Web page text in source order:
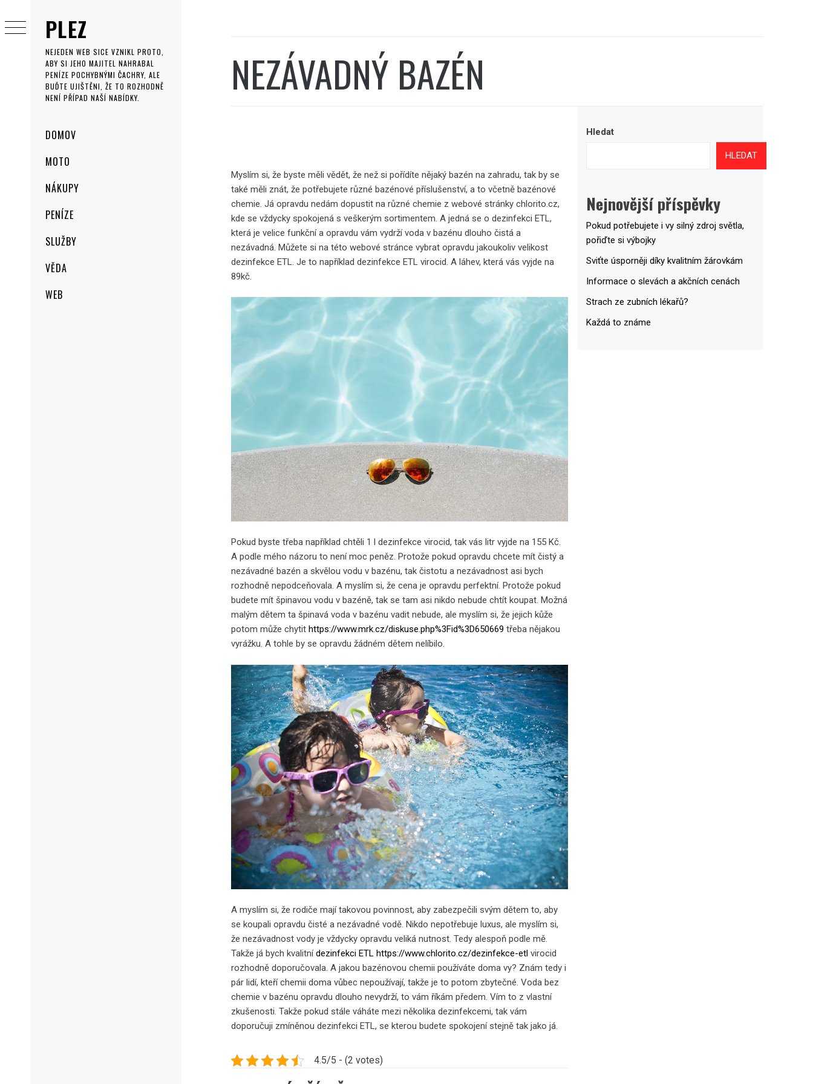
PLEZ
NEJEDEN WEB SICE VZNIKL PROTO,
ABY SI JEHO MAJITEL NAHRABAL
PENÍZE POCHYBNÝMI ČACHRY, ALE
BUĎTE UJIŠTĚNI, ŽE TO ROZHODNĚ
NENÍ PŘÍPAD NAŠÍ NABÍDKY.
MenuDOMOV
MOTO
NÁKUPY
PENÍZE
SLUŽBY
VĚDA
WEB
to
content
NEZÁVADNÝ BAZÉN
Myslím si, že byste měli vědět, že než si pořídíte nějaký bazén na zahradu, tak by se
také měli znát, že potřebujete různé bazénové příslušenství, a to včetně bazénové
chemie. Já opravdu nedám dopustit na různé chemie z webové stránky chlorito.cz,
kde se vždycky spokojená s veškerým sortimentem. A jedná se o dezinfekci ETL,
která je velice funkční a opravdu vám vydrží voda v bazénu dlouho čistá a
nezávadná. Můžete si na této webové stránce vybrat opravdu jakoukoliv velikost
dezinfekce ETL. Je to například dezinfekce ETL virocid. A láhev, která vás vyjde na
89kč.
Pokud byste třeba například chtěli 1 l dezinfekce virocid, tak vás litr vyjde na 155 Kč.
A podle mého názoru to není moc peněz. Protože pokud opravdu chcete mít čistý a
nezávadné bazén a skvělou vodu v bazénu, tak čistotu a nezávadnost asi bych
rozhodně nepodceňovala. A myslím si, že cena je opravdu perfektní. Protože pokud
budete mít špinavou vodu v bazéně, tak se tam asi nikdo nebude chtít koupat. Možná
malým dětem ta špinavá voda v bazénu vadit nebude, ale myslím si, že jejich kůže
potom může chytithttps://www.mrk.cz/diskuse.php%3Fid%3D650669 třeba nějakou
vyrážku. A tohle by se opravdu žádném dětem nelíbilo.
A myslím si, že rodiče mají takovou povinnost, aby zabezpečili svým dětem to, aby
se koupali opravdu čisté a nezávadné vodě. Nikdo nepotřebuje luxus, ale myslím si,
že nezávadnost vody je vždycky opravdu veliká nutnost. Tedy alespoň podle mě.
Takže já bych kvalitnídezinfekci ETL https://www.chlorito.cz/dezinfekce-etl virocid
rozhodně doporučovala. A jakou bazénovou chemii používáte doma vy? Znám tedy i
pár lidí, kteří chemii doma vůbec nepoužívají, takže je to potom zbytečné. Voda bez
chemie v bazénu opravdu dlouho nevydrží, to vám říkám předem. Vím to z vlastní
zkušenosti. Takže pokud stále váháte mezi několika dezinfekcemi, tak vám
doporučuji zmíněnou dezinfekci ETL, se kterou budete spokojení stejně tak jako já.
4.5/5 - (2 votes)
Hledat
HLEDAT
Nejnovější příspěvky
Pokud potřebujete i vy silný zdroj světla,
pořiďte si výbojky
Sviťte úsporněji díky kvalitním žárovkám
Informace o slevách a akčních cenách
Strach ze zubních lékařů?
Každá to známe